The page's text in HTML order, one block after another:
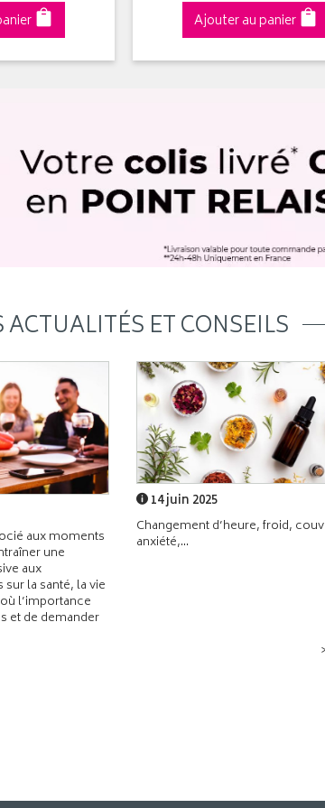
Ajouter au panier
ACTUALITÉS ET CONSEILS
aux moments
une
aux
la santé, la vie
l’importance
et de demander
14 juin 2025
Changement d’heure, froid,
anxiété,...